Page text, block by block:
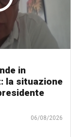
in
la situazione
06/08/2026